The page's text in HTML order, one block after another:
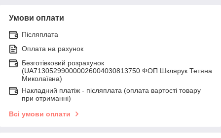
Умови оплати
Післяплата
Оплата на рахунок
Безготівковий розрахунок
(UA713052990000026004030813750 ФОП Шклярук Тетяна
Миколаївна)
Накладний платіж - післяплатa (оплата вартості товару
при отриманні)
Всі умови оплати